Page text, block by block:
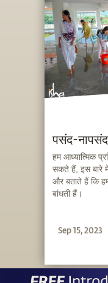
पसंद-
हम आध्यात्मिक
सकते हैं, इस बारे
और बताते हैं कि
बांधती हैं।
Sep 15, 2023